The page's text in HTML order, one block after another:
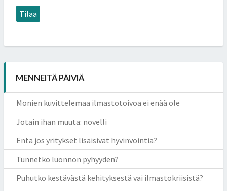
Tilaa
MENNEITÄ PÄIVIÄ
Monien kuvittelemaa ilmastotoivoa ei enää ole
Jotain ihan muuta: novelli
Entä jos yritykset lisäisivät hyvinvointia?
Tunnetko luonnon pyhyyden?
Puhutko kestävästä kehityksestä vai ilmastokriisistä?